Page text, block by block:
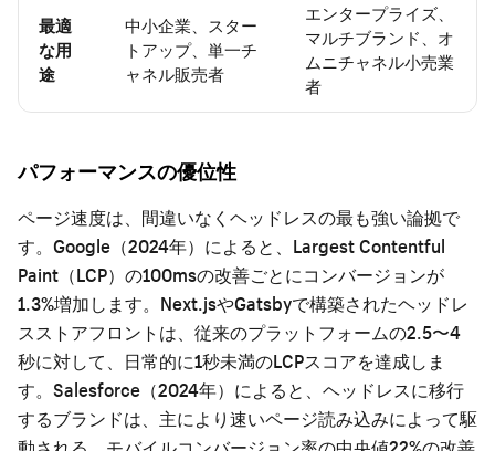
最適
な用
途
中小企業、スター
トアップ、単一チ
ャネル販売者
エンタープライズ、
マルチブランド、オ
ムニチャネル小売業
者
パフォーマンスの優位性
ページ速度は、間違いなくヘッドレスの最も強い論拠で
す。Google（2024年）によると、Largest Contentful
Paint（LCP）の100msの改善ごとにコンバージョンが
1.3%増加します。Next.jsやGatsbyで構築されたヘッドレ
スストアフロントは、従来のプラットフォームの2.5〜4
秒に対して、日常的に1秒未満のLCPスコアを達成しま
す。Salesforce（2024年）によると、ヘッドレスに移行
するブランドは、主により速いページ読み込みによって駆